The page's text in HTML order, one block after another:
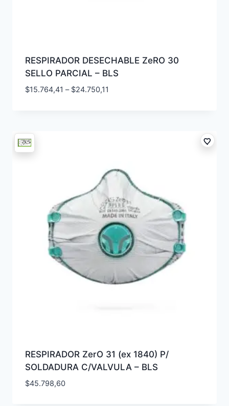
RESPIRADOR DESECHABLE ZeRO 30
SELLO PARCIAL – BLS
$15.764,41 – $24.750,11
RESPIRADOR ZerO 31 (ex 1840) P/
SOLDADURA C/VALVULA – BLS
$45.798,60